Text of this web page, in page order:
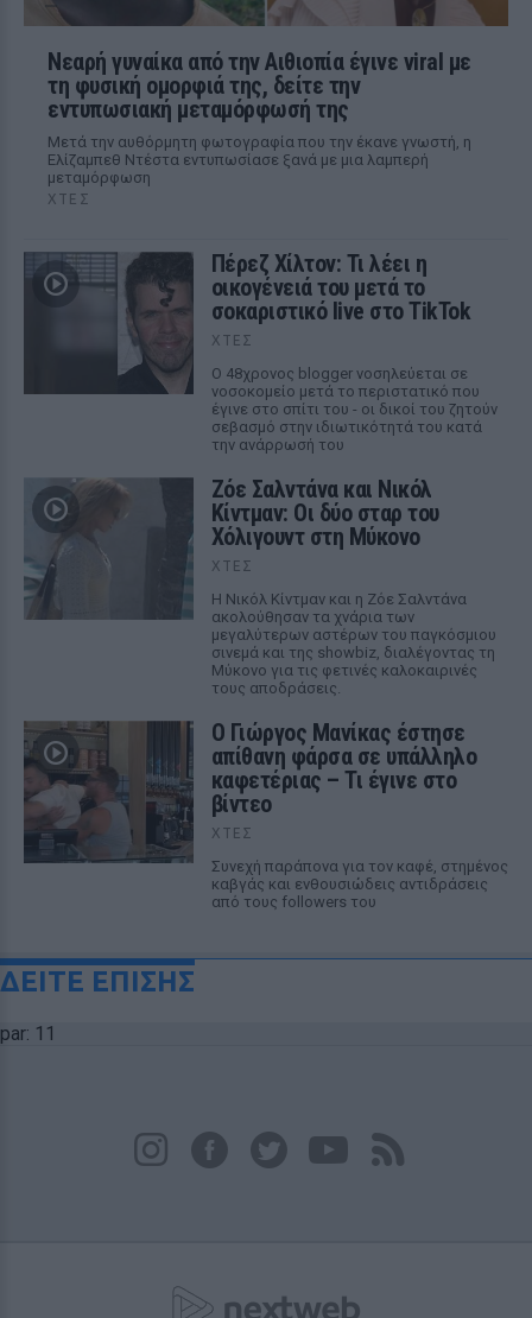
Νεαρή γυναίκα από την Αιθιοπία έγινε viral με
τη φυσική ομορφιά της, δείτε την
εντυπωσιακή μεταμόρφωσή της
Μετά την αυθόρμητη φωτογραφία που την έκανε γνωστή, η
Ελίζαμπεθ Ντέστα εντυπωσίασε ξανά με μια λαμπερή
μεταμόρφωση
ΧΤΕΣ
Πέρεζ Χίλτον: Τι λέει η
οικογένειά του μετά το
σοκαριστικό live στο TikTok
ΧΤΕΣ
Ο 48χρονος blogger νοσηλεύεται σε
νοσοκομείο μετά το περιστατικό που
έγινε στο σπίτι του - οι δικοί του ζητούν
σεβασμό στην ιδιωτικότητά του κατά
την ανάρρωσή του
Ζόε Σαλντάνα και Νικόλ
Κίντμαν: Οι δύο σταρ του
Χόλιγουντ στη Μύκονο
ΧΤΕΣ
Η Νικόλ Κίντμαν και η Ζόε Σαλντάνα
ακολούθησαν τα χνάρια των
μεγαλύτερων αστέρων του παγκόσμιου
σινεμά και της showbiz, διαλέγοντας τη
Μύκονο για τις φετινές καλοκαιρινές
τους αποδράσεις.
Ο Γιώργος Μανίκας έστησε
απίθανη φάρσα σε υπάλληλο
καφετέριας – Τι έγινε στο
βίντεο
ΧΤΕΣ
Συνεχή παράπονα για τον καφέ, στημένος
καβγάς και ενθουσιώδεις αντιδράσεις
από τους followers του
ΔΕΙΤΕ ΕΠΙΣΗΣ
par: 11